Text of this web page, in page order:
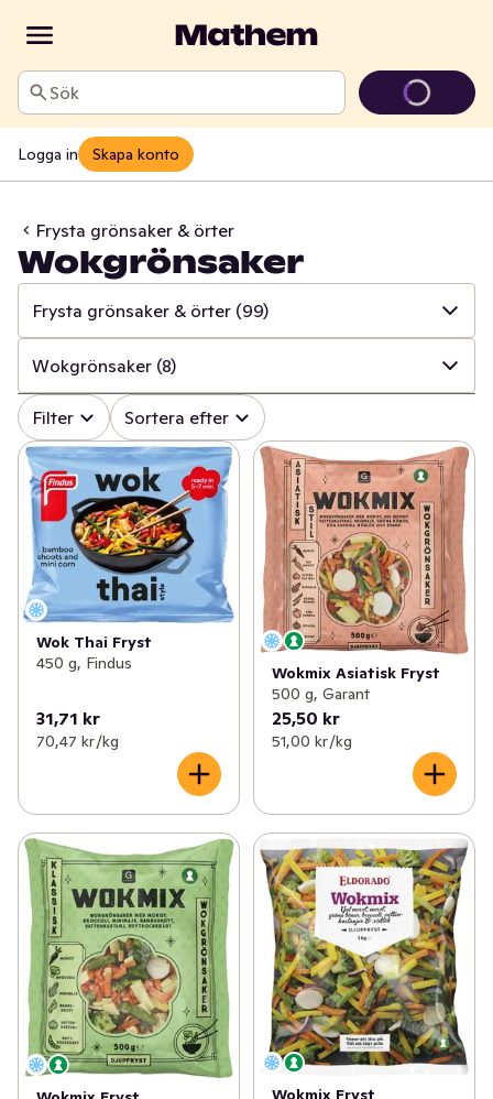
Sök
Logga in Skapa konto
Frysta grönsaker & örter
Wokgrönsaker
Frysta grönsaker & örter (99)
✓ Alla (898)
✓ Fryst kött, burgare & korv (38)
✓ Fryst fågel (64)
✓ Fryst fisk & skaldjur (60)
✓ Fryst färdigmat (201)
✓ Fryst potatis & pommes (29)
✓ Fryst vegetariskt
(99)
✓ Fryst frukt & bär (52)
Glass & glasstillbehör (228)
✓ Fryst bröd & dessert (68)
✓ (3)
Wokgrönsaker (8)
✓ Alla (99)
✓ Frysta grönsaker (75)
✓ Wokgrönsaker (8)
✓ Frysta örter & kryddor (12)
✓ Fryst svamp (4)
Filter Sortera efter
Wok Thai Fryst
450 g, Findus
31,71 kr
70,47 kr /kg
Wokmix Asiatisk Fryst
500 g, Garant
25,50 kr
51,00 kr /kg
Wokmix Fryst